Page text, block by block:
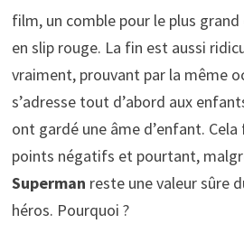
film, un comble pour le plus
en slip rouge. La fin est aussi
vraiment, prouvant par la même
s’adresse tout d’abord aux
ont gardé une âme d’enfant.
points négatifs et pourtant,
Superman reste une valeur sûre
héros. Pourquoi ?